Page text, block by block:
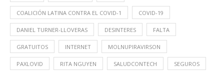
COALICIÓN LATINA CONTRA EL COVID-1 COVID-19
DANIEL TURNER-LLOVERAS DESINTERES FALTA
GRATUITOS INTERNET MOLNUPIRAVIRSON
PAXLOVID RITA NGUYEN SALUDCONTECH SEGUROS